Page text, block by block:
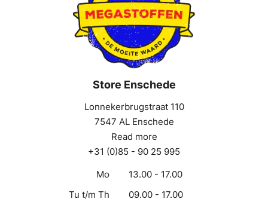
Store Enschede
Lonnekerbrugstraat 110
7547 AL Enschede
Read more
+31 (0)85 - 90 25 995
Mo
13.00 - 17.00
Tu t/m Th
09.00 - 17.00